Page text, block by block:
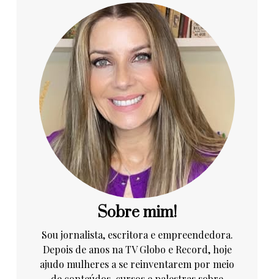
Sobre mim!
Sou jornalista, escritora e empreendedora.
Depois de anos na TV Globo e Record, hoje
ajudo mulheres a se reinventarem por meio